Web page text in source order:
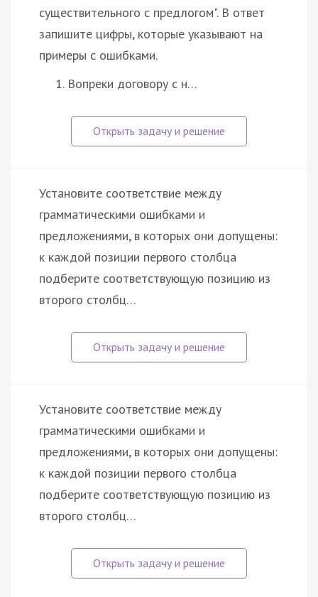
существительного с предлогом". В ответ
запишите цифры, которые указывают на
примеры с ошибками.
Вопреки договору с н…
Установите соответствие между
грамматическими ошибками и
предложениями, в которых они допущены:
к каждой позиции первого столбца
подберите соответствующую позицию из
второго столбц…
Установите соответствие между
грамматическими ошибками и
предложениями, в которых они допущены:
к каждой позиции первого столбца
подберите соответствующую позицию из
второго столбц…